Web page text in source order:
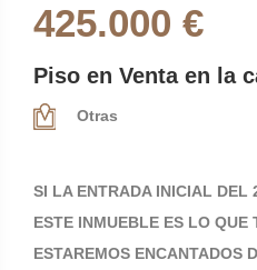
425.000 €
Piso en Venta en la
Otras
SI LA ENTRADA INICIAL DEL
ESTE INMUEBLE ES LO QUE
ESTAREMOS ENCANTADOS